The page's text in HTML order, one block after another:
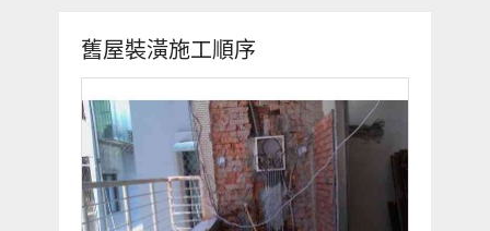
舊屋裝潢施工順序